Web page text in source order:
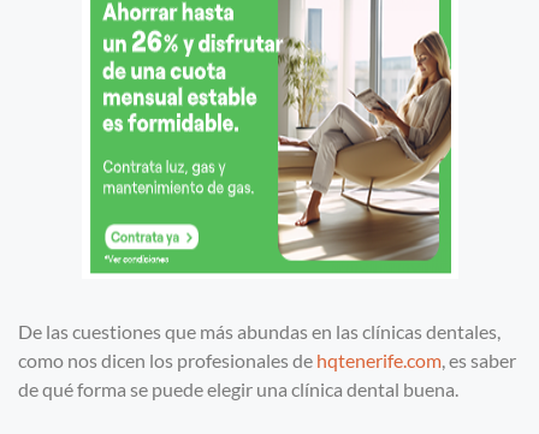
De las cuestiones que más abundas en las clínicas dentales,
como nos dicen los profesionales de hqtenerife.com, es saber
de qué forma se puede elegir una clínica dental buena.